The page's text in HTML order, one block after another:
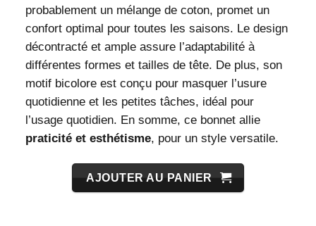
probablement un mélange de coton, promet un
confort optimal pour toutes les saisons. Le design
décontracté et ample assure l’adaptabilité à
différentes formes et tailles de tête. De plus, son
motif bicolore est conçu pour masquer l’usure
quotidienne et les petites tâches, idéal pour
l’usage quotidien. En somme, ce bonnet allie
praticité et esthétisme, pour un style versatile.
AJOUTER AU PANIER